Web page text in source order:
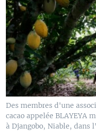
Des membres d'une
cacao appelée BLAYEYA
à Djangobo, Niable, dans